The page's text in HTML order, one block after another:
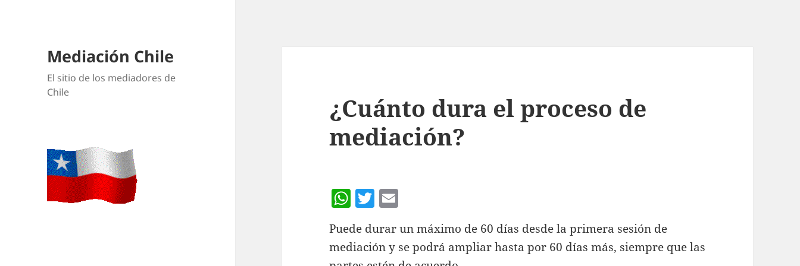
Mediación Chile
El sitio de los mediadores de
Chile
¿Cuánto dura el proceso de
mediación?
W
h
at
s
T
itt
er
ai
l
Puede durar un máximo de 60 días desde la primera sesión de
mediación y se podrá ampliar hasta por 60 días más, siempre que las